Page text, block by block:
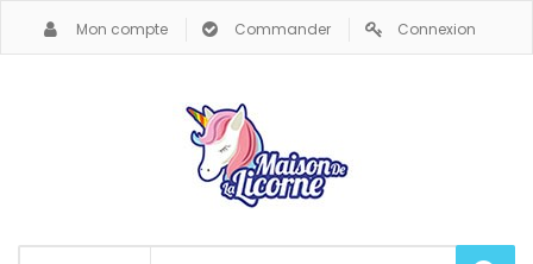
Mon compte Commander Connexion